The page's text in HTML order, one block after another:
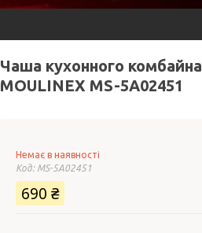
Чаша кухонного комбайна
MOULINEX MS-5A02451
Немає в наявності
Код: MS-5A02451
690 ₴